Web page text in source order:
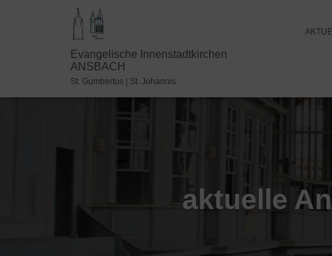
Evangelische Innenstadtkirchen
ANSBACH
St. Gumbertus | St. Johannis
aktuelle